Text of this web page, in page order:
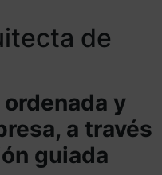
de
y
a través
guiada